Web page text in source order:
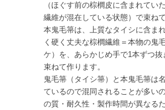
（ほぐす前の棕櫚皮に含まれてい
繊維が混在している状態）で束ねて
本鬼毛箒は、上質なタイシに含ま
く硬く丈夫な棕櫚繊維＝本物の鬼
ケ）を、あらかじめ手で1本ずつ抜
束ねて作ります。
鬼毛箒（タイシ箒）と本鬼毛箒は
ているので混同されることが多い
の質・耐久性・製作時間が異なる